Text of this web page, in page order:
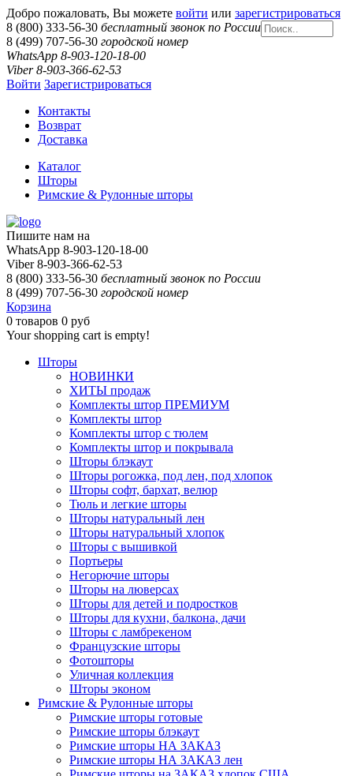
Добро пожаловать, Вы можете войти или зарегистрироваться
8 (800) 333-56-30 бесплатный звонок по России
8 (499) 707-56-30 городской номер
WhatsApp 8-903-120-18-00
Viber 8-903-366-62-53
Войти Зарегистрироваться
Контакты
Возврат
Доставка
Каталог
Шторы
Римские & Рулонные шторы
Пишите нам на
WhatsApp 8-903-120-18-00
Viber 8-903-366-62-53
8 (800) 333-56-30 бесплатный звонок по России
8 (499) 707-56-30 городской номер
Корзина
0 товаров 0 руб
Your shopping cart is empty!
Шторы
НОВИНКИ
ХИТЫ продаж
Комплекты штор ПРЕМИУМ
Комплекты штор
Комплекты штор с тюлем
Комплекты штор и покрывала
Шторы блэкаут
Шторы рогожка, под лен, под хлопок
Шторы софт, бархат, велюр
Тюль и легкие шторы
Шторы натуральный лен
Шторы натуральный хлопок
Шторы с вышивкой
Портьеры
Негорючие шторы
Шторы на люверсах
Шторы для детей и подростков
Шторы для кухни, балкона, дачи
Шторы с ламбрекеном
Французские шторы
Фотошторы
Уличная коллекция
Шторы эконом
Римские & Рулонные шторы
Римские шторы готовые
Римские шторы блэкаут
Римские шторы НА ЗАКАЗ
Римские шторы НА ЗАКАЗ лен